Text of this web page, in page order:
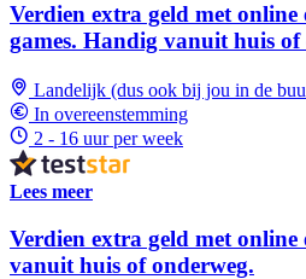
Verdien extra geld met online
games. Handig vanuit huis of
Landelijk (dus ook bij jou in de
In overeenstemming
2 - 16 uur per week
Lees meer
Verdien extra geld met
vanuit huis of onderweg.